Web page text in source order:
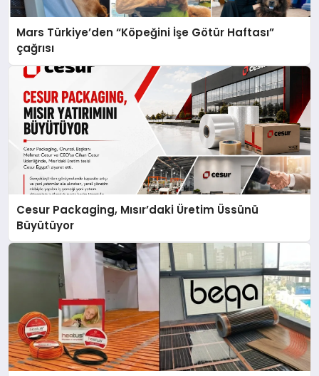
Mars Türkiye’den “Köpeğini İşe Götür Haftası”
çağrısı
Cesur Packaging, Mısır’daki Üretim Üssünü
Büyütüyor